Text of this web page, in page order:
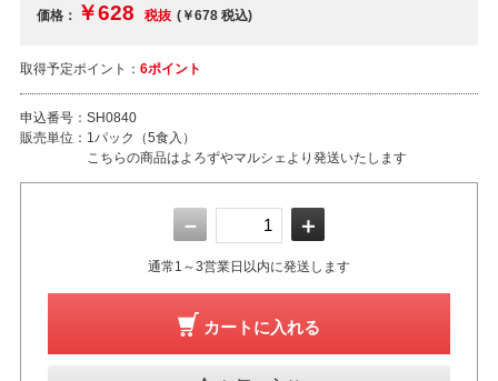
価格： ￥628 税抜 (￥678税込)
取得予定ポイント： 6ポイント
申込番号： SH0840
販売単位： 1パック（5食入）
こちらの商品はよろずやマルシェより発送いたします
－ ＋
通常1～3営業日以内に発送します
カートに入れる